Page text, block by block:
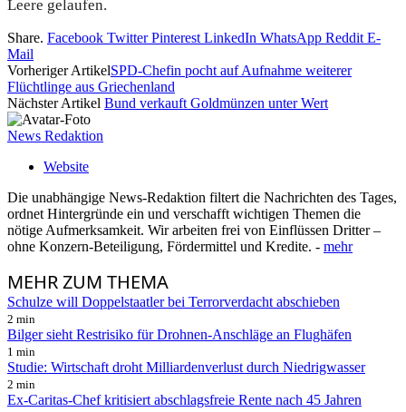
Leere gelaufen.
Share. Facebook Twitter Pinterest LinkedIn WhatsApp Reddit E-
Mail
Vorheriger ArtikelSPD-Chefin pocht auf Aufnahme weiterer
Flüchtlinge aus Griechenland
Nächster Artikel Bund verkauft Goldmünzen unter Wert
News Redaktion
Website
Die unabhängige News-Redaktion filtert die Nachrichten des Tages,
ordnet Hintergründe ein und verschafft wichtigen Themen die
nötige Aufmerksamkeit. Wir arbeiten frei von Einflüssen Dritter –
ohne Konzern-Beteiligung, Fördermittel und Kredite. - mehr
MEHRZUM THEMA
Schulze will Doppelstaatler bei Terrorverdacht abschieben
2 min
Bilger sieht Restrisiko für Drohnen-Anschläge an Flughäfen
1 min
Studie: Wirtschaft droht Milliardenverlust durch Niedrigwasser
2 min
Ex-Caritas-Chef kritisiert abschlagsfreie Rente nach 45 Jahren